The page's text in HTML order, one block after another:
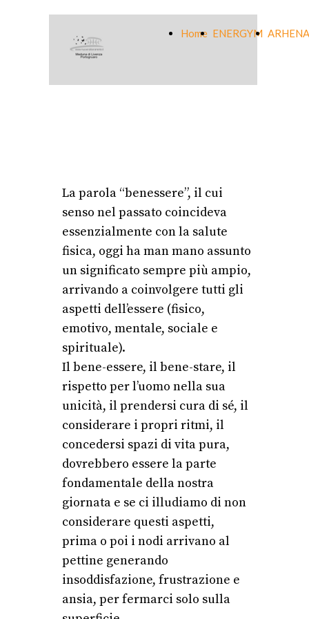
Home ENERGYM
La parola “benessere”, il cui
senso nel passato coincideva
essenzialmente con la salute
fisica, oggi ha man mano assunto
un significato sempre più ampio,
arrivando a coinvolgere tutti gli
aspetti dell’essere (fisico,
emotivo, mentale, sociale e
spirituale).
Il bene-essere, il bene-stare, il
rispetto per l’uomo nella sua
unicità, il prendersi cura di sé, il
considerare i propri ritmi, il
concedersi spazi di vita pura,
dovrebbero essere la parte
fondamentale della nostra
giornata e se ci illudiamo di non
considerare questi aspetti,
prima o poi i nodi arrivano al
pettine generando
insoddisfazione, frustrazione e
ansia, per fermarci solo sulla